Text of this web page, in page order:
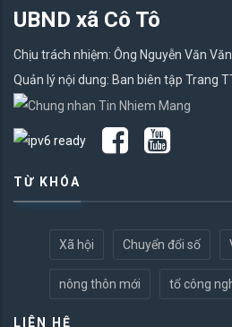
UBND xã Cô Tô
Chịu trách nhiệm: Ông Nguyễn Văn Văn
Quản lý nội dung: Ban biên tập Trang
TỪ KHÓA
Xã hội Chuyển đổi số
nông thôn mới tổ công
LIÊN HỆ